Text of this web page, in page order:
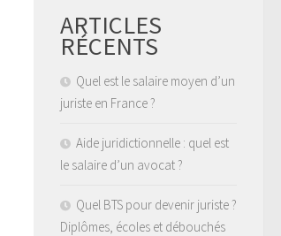
ARTICLES
RÉCENTS
Quel est le salaire moyen d’un
juriste en France ?
Aide juridictionnelle : quel est
le salaire d’un avocat ?
Quel BTS pour devenir juriste ?
Diplômes, écoles et débouchés